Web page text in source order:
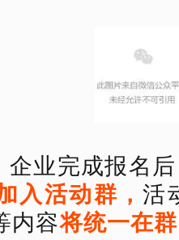
企业完成报名
入活动群 ，活
内容将统一在